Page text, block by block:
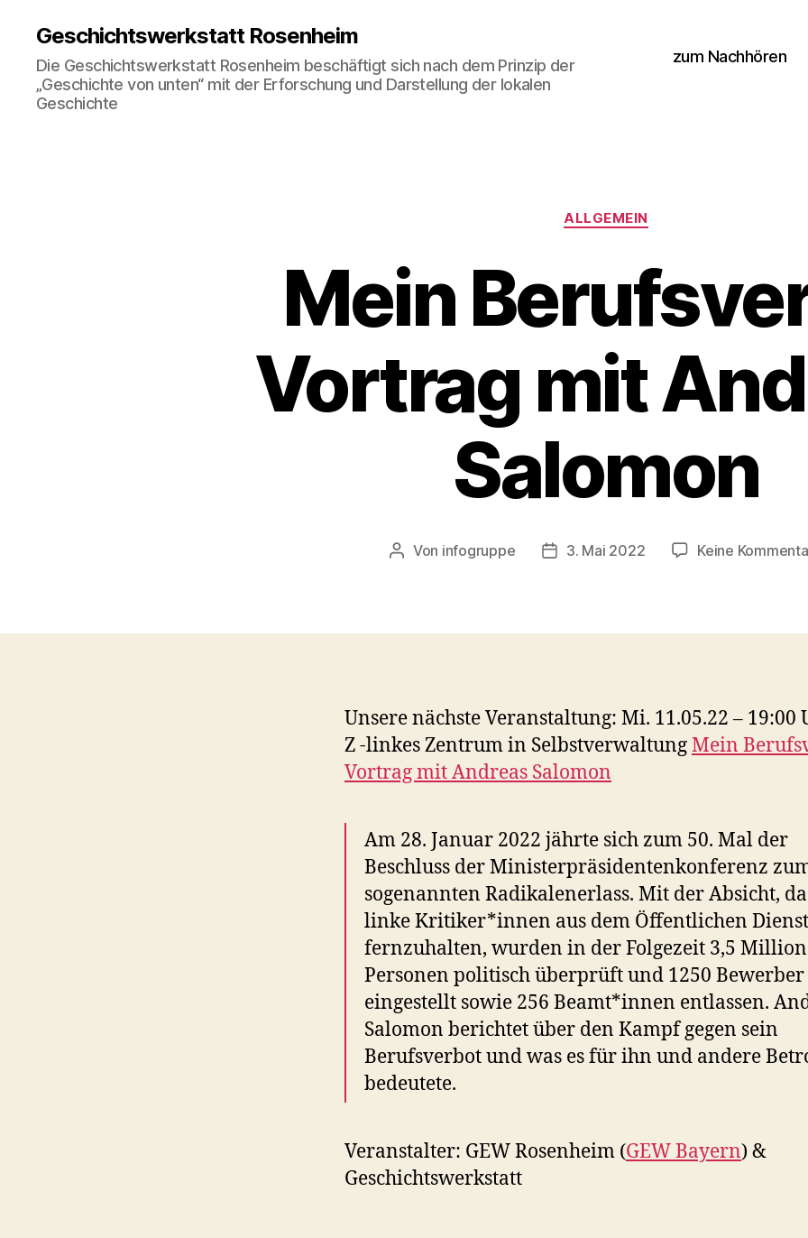
Geschichtswerkstatt Rosenheim
Die Geschichtswerkstatt Rosenheim beschäftigt sich nach dem Prinzip der
„Geschichte von unten“ mit der Erforschung und Darstellung der lokalen
Geschichte
zum Nachhören
Kategorien
ALLGEMEIN
Mein
Vortrag mit
Salomon
Beitragsautor
Von infogruppe Veröffentlichungsdatum
3. Mai 2022 Keine
Unsere nächste Veranstaltung: Mi. 11.05.22 – 19:00
Z -linkes Zentrum in SelbstverwaltungMein
Vortrag mit Andreas Salomon
Am 28. Januar 2022 jährte sich zum 50. Mal der
Beschluss der Ministerpräsidentenkonferenz
sogenannten Radikalenerlass. Mit der Absicht,
linke Kritiker*innen aus dem Öffentlichen Dienst
fernzuhalten, wurden in der Folgezeit 3,5
Personen politisch überprüft und 1250
eingestellt sowie 256 Beamt*innen entlassen.
Salomon berichtet über den Kampf gegen sein
Berufsverbot und was es für ihn und andere
bedeutete.
Veranstalter: GEW Rosenheim (GEW Bayern) &
Geschichtswerkstatt